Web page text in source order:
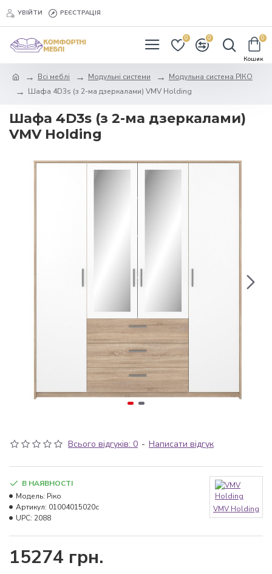
УВІЙТИ РЕЄСТРАЦІЯ
0 0 0
Всі меблі Модульні системи
Модульна система РІКО
Шафа 4D3s (з 2-ма дзеркалами) VMV Holding
Шафа 4D3s (з 2-ма дзеркалами)
VMV Holding
Всього відгуків: 0 - Написати відгук
15274 грн.
В НАЯВНОСТІ
Модель: Ріко
Артикул: 01004015020с
UPC: 2088
VMV Holding